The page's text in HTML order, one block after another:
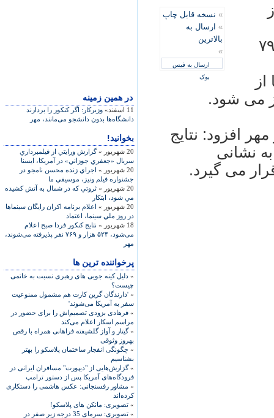
در همين زمينه
11 اسفند»
وزیرکار: اگر کنکور را بردارند
دانشگاه‌ها بدون دانشجو می‌مانند، مهر
بخوانید!
20 شهریور »
گزارش ورايتي از فيلمبرداري
سريال «جعفري جوزاني» در آمريکا، ایسنا
20 شهریور »
اجراي زنده محسن نامجو در
جشنواره فيلم ونيز، موسيقي ما
20 شهریور »
ثروتي که در شمال به آتش کشيده
مي شود، ابتکار
20 شهریور »
اعلام برنامه اکران رايگان سينماها
در روز ملي سينما، اعتماد
18 شهریور »
نتايج کنکور فردا صبح اعلام
می‌شود، ۵۲۴ هزار و ۷۶۹ نفر پذيرفته می‌شوند،
مهر
پرخواننده ترین ها
» دلیل کینه جویی های رهبری نسبت به خاتمی
چیست؟
» 'دارندگان گرین کارت هم مشمول ممنوعیت
سفر به آمریکا می‌شوند'
» فرهادی بزودی تصمیم‌اش را برای حضور در
مراسم اسکار اعلام می‌کند
»گیتار و آواز گلشیفته فراهانی همراه با رقص
بهروز وثوقی
» چگونگی انفجار ساختمان پلاسکو را بهتر
بشناسیم
»گزارش‌هایی از "دیپورت" مسافران ایرانی در
فرودگاه‌های آمریکا پس از دستور ترامپ
» مشاور رفسنجانی: عکس هاشمی را دستکاری
کرده‌اند
» تصویری: مانکن های پلاسکو!
»
تصویری: سرمای 35 درجه زیر صفر در
» نسخه قابل چاپ
» ارسال به
بالاترین
»
ارسال به فیس
بوک
گفت: ۵۲۴ هزار و ۷۹۶
می شود.
افزود: نتايج
نشانی